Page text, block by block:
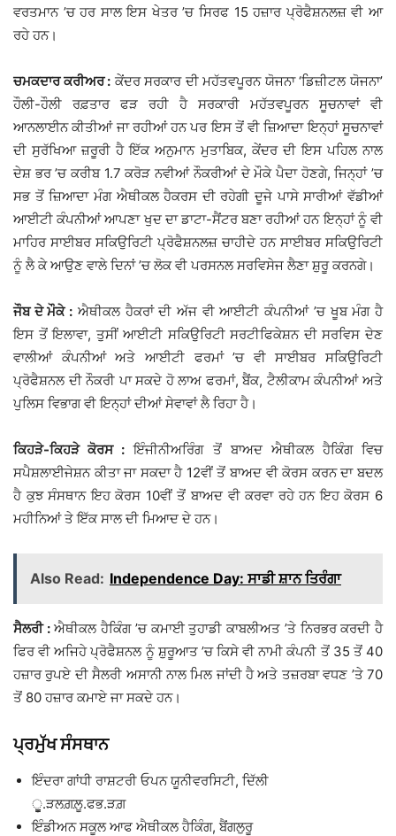
ਵਰਤਮਾਨ ’ਚ ਹਰ ਸਾਲ ਇਸ ਖੇਤਰ ’ਚ ਸਿਰਫ 15 ਹਜ਼ਾਰ ਪ੍ਰੋਫੈਸ਼ਨਲਜ਼ ਵੀ ਆ
ਰਹੇ ਹਨ।
ਚਮਕਦਾਰ ਕਰੀਅਰ : ਕੇਂਦਰ ਸਰਕਾਰ ਦੀ ਮਹੱਤਵਪੂਰਨ ਯੋਜਨਾ ‘ਡਿਜ਼ੀਟਲ ਯੋਜਨਾ’
ਹੌਲੀ-ਹੌਲੀ ਰਫ਼ਤਾਰ ਫੜ ਰਹੀ ਹੈ ਸਰਕਾਰੀ ਮਹੱਤਵਪੂਰਨ ਸੂਚਨਾਵਾਂ ਵੀ
ਆਨਲਾਈਨ ਕੀਤੀਆਂ ਜਾ ਰਹੀਆਂ ਹਨ ਪਰ ਇਸ ਤੋਂ ਵੀ ਜ਼ਿਆਦਾ ਇਨ੍ਹਾਂ ਸੂਚਨਾਵਾਂ
ਦੀ ਸੁਰੱਖਿਆ ਜ਼ਰੂਰੀ ਹੈ ਇੱਕ ਅਨੁਮਾਨ ਮੁਤਾਬਿਕ, ਕੇਂਦਰ ਦੀ ਇਸ ਪਹਿਲ ਨਾਲ
ਦੇਸ਼ ਭਰ ’ਚ ਕਰੀਬ 1.7 ਕਰੋੜ ਨਵੀਆਂ ਨੌਕਰੀਆਂ ਦੇ ਮੌਕੇ ਪੈਦਾ ਹੋਣਗੇ, ਜਿਨ੍ਹਾਂ ’ਚ
ਸਭ ਤੋਂ ਜ਼ਿਆਦਾ ਮੰਗ ਐਥੀਕਲ ਹੈਕਰਸ ਦੀ ਰਹੇਗੀ ਦੂਜੇ ਪਾਸੇ ਸਾਰੀਆਂ ਵੱਡੀਆਂ
ਆਈਟੀ ਕੰਪਨੀਆਂ ਆਪਣਾ ਖੁਦ ਦਾ ਡਾਟਾ-ਸੈਂਟਰ ਬਣਾ ਰਹੀਆਂ ਹਨ ਇਨ੍ਹਾਂ ਨੂੰ ਵੀ
ਮਾਹਿਰ ਸਾਈਬਰ ਸਕਿਉਰਿਟੀ ਪ੍ਰੋਫੈਸ਼ਨਲਜ਼ ਚਾਹੀਦੇ ਹਨ ਸਾਈਬਰ ਸਕਿਉਰਿਟੀ
ਨੂੰ ਲੈ ਕੇ ਆਉਣ ਵਾਲੇ ਦਿਨਾਂ ’ਚ ਲੋਕ ਵੀ ਪਰਸਨਲ ਸਰਵਿਸੇਜ ਲੈਣਾ ਸ਼ੁਰੂ ਕਰਨਗੇ।
ਜੌਬ ਦੇ ਮੌਕੇ : ਐਥੀਕਲ ਹੈਕਰਾਂ ਦੀ ਅੱਜ ਵੀ ਆਈਟੀ ਕੰਪਨੀਆਂ ’ਚ ਖੂਬ ਮੰਗ ਹੈ
ਇਸ ਤੋਂ ਇਲਾਵਾ, ਤੁਸੀਂ ਆਈਟੀ ਸਕਿਉਰਿਟੀ ਸਰਟੀਫਿਕੇਸ਼ਨ ਦੀ ਸਰਵਿਸ ਦੇਣ
ਵਾਲੀਆਂ ਕੰਪਨੀਆਂ ਅਤੇ ਆਈਟੀ ਫਰਮਾਂ ’ਚ ਵੀ ਸਾਈਬਰ ਸਕਿਉਰਿਟੀ
ਪ੍ਰੋਫੈਸ਼ਨਲ ਦੀ ਨੌਕਰੀ ਪਾ ਸਕਦੇ ਹੋ ਲਾਅ ਫਰਮਾਂ, ਬੈਂਕ, ਟੈਲੀਕਾਮ ਕੰਪਨੀਆਂ ਅਤੇ
ਪੁਲਿਸ ਵਿਭਾਗ ਵੀ ਇਨ੍ਹਾਂ ਦੀਆਂ ਸੇਵਾਵਾਂ ਲੈ ਰਿਹਾ ਹੈ।
ਕਿਹੜੇ-ਕਿਹੜੇ ਕੋਰਸ : ਇੰਜੀਨੀਅਰਿੰਗ ਤੋਂ ਬਾਅਦ ਐਥੀਕਲ ਹੈਕਿੰਗ ਵਿਚ
ਸਪੈਸ਼ਲਾਈਜੇਸ਼ਨ ਕੀਤਾ ਜਾ ਸਕਦਾ ਹੈ 12ਵੀਂ ਤੋਂ ਬਾਅਦ ਵੀ ਕੋਰਸ ਕਰਨ ਦਾ ਬਦਲ
ਹੈ ਕੁਝ ਸੰਸਥਾਨ ਇਹ ਕੋਰਸ 10ਵੀਂ ਤੋਂ ਬਾਅਦ ਵੀ ਕਰਵਾ ਰਹੇ ਹਨ ਇਹ ਕੋਰਸ 6
ਮਹੀਨਿਆਂ ਤੇ ਇੱਕ ਸਾਲ ਦੀ ਮਿਆਦ ਦੇ ਹਨ।
Also Read: Independence Day: ਸਾਡੀ ਸ਼ਾਨ ਤਿਰੰਗਾ
ਸੈਲਰੀ :ਐਥੀਕਲ ਹੈਕਿੰਗ ’ਚ ਕਮਾਈ ਤੁਹਾਡੀ ਕਾਬਲੀਅਤ ’ਤੇ ਨਿਰਭਰ ਕਰਦੀ ਹੈ
ਫਿਰ ਵੀ ਅਜਿਹੇ ਪ੍ਰੋਫੈਸ਼ਨਲ ਨੂੰ ਸ਼ੁਰੂਆਤ ’ਚ ਕਿਸੇ ਵੀ ਨਾਮੀ ਕੰਪਨੀ ਤੋਂ 35 ਤੋਂ 40
ਹਜ਼ਾਰ ਰੁਪਏ ਦੀ ਸੈਲਰੀ ਅਸਾਨੀ ਨਾਲ ਮਿਲ ਜਾਂਦੀ ਹੈ ਅਤੇ ਤਜ਼ਰਬਾ ਵਧਣ ’ਤੇ 70
ਤੋਂ 80 ਹਜ਼ਾਰ ਕਮਾਏ ਜਾ ਸਕਦੇ ਹਨ।
ਪ੍ਰਮੁੱਖ ਸੰਸਥਾਨ
ਇੰਦਰਾ ਗਾਂਧੀ ਰਾਸ਼ਟਰੀ ਓਪਨ ਯੂਨੀਵਰਸਿਟੀ, ਦਿੱਲੀ
ੂੂੂ.ੜਲਗ਼ਲ਼ੂ.ਫਭ.ੜਗ਼
ਇੰਡੀਅਨ ਸਕੂਲ ਆਫ ਐਥੀਕਲ ਹੈਕਿੰਗ, ਬੈਂਗਲੁਰੂ